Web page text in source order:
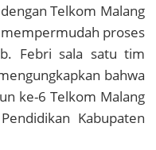
Telkom Malang
proses
Febri sala satu tim
bahwa
ke-6 Telkom Malang
Kabupaten